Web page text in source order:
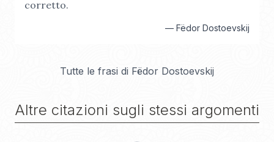
corretto.
— Fëdor Dostoevskij
Tutte le frasi di Fëdor Dostoevskij
Altre citazioni sugli stessi argomenti